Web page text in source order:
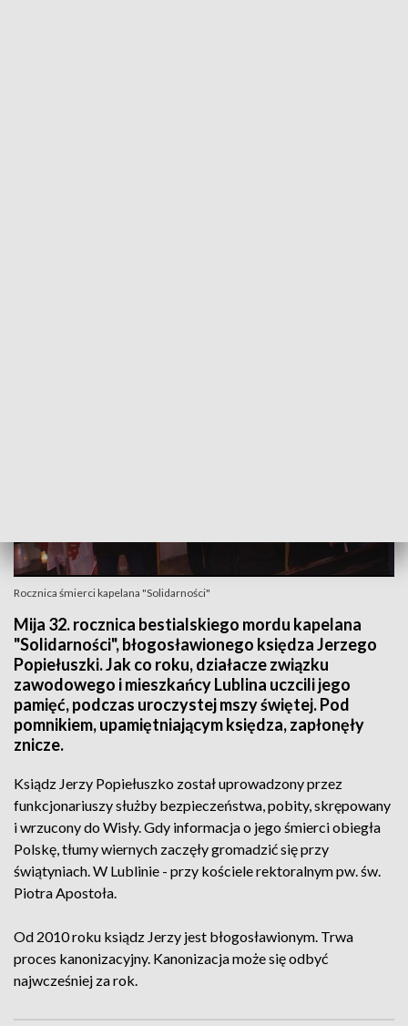
Rocznica śmierci kapelana "Solidarności"
Mija 32. rocznica bestialskiego mordu kapelana
"Solidarności", błogosławionego księdza Jerzego
Popiełuszki. Jak co roku, działacze związku
zawodowego i mieszkańcy Lublina uczcili jego
pamięć, podczas uroczystej mszy świętej. Pod
pomnikiem, upamiętniającym księdza, zapłonęły
znicze.
Ksiądz Jerzy Popiełuszko został uprowadzony przez
funkcjonariuszy służby bezpieczeństwa, pobity, skrępowany
i wrzucony do Wisły. Gdy informacja o jego śmierci obiegła
Polskę, tłumy wiernych zaczęły gromadzić się przy
świątyniach. W Lublinie - przy kościele rektoralnym pw. św.
Piotra Apostoła.
Od 2010 roku ksiądz Jerzy jest błogosławionym. Trwa
proces kanonizacyjny. Kanonizacja może się odbyć
najwcześniej za rok.